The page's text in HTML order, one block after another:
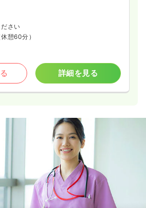
一時募集休止
第二新卒可
詳細を見る
一時募集休止
さい
休憩60分）
詳細を見る